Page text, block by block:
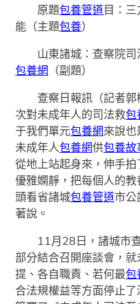
原題包養管道目：
能（主題包養）
山東諸城：查察院
包養網
（副題）
查察日報訊（記者郭
次對未成年人的司法救包
于我們單元包養網來說也
未成年人包養網供包養故
從地上站起身來，伸手
優雅嫻靜，把每個人的
頭看省諸城包養管道市公
著說。
11月28日，諸城市
部分結合召開座談會，
提、各自職責、若何最包
合法規權益等方面停止了